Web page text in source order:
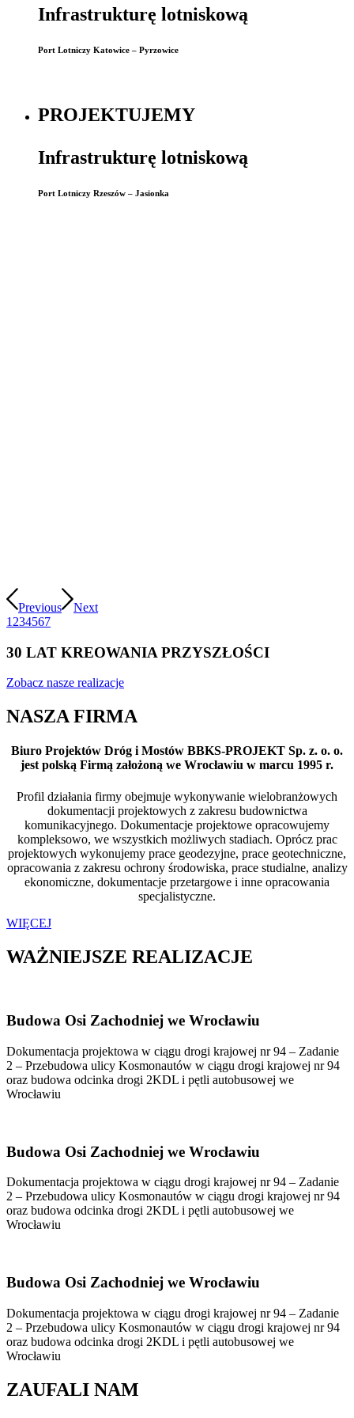
Infrastrukturę lotniskową
Port Lotniczy Katowice – Pyrzowice
PROJEKTUJEMY
Infrastrukturę lotniskową
Port Lotniczy Rzeszów – Jasionka
Previous
Next
1 234567
30 LAT KREOWANIA PRZYSZŁOŚCI
Zobacz nasze realizacje
NASZA FIRMA
Biuro Projektów Dróg i Mostów BBKS-PROJEKT Sp. z. o. o.
jest polską Firmą założoną we Wrocławiu w marcu 1995 r.
Profil działania firmy obejmuje wykonywanie wielobranżowych
dokumentacji projektowych z zakresu budownictwa
komunikacyjnego. Dokumentacje projektowe opracowujemy
kompleksowo, we wszystkich możliwych stadiach. Oprócz prac
projektowych wykonujemy prace geodezyjne, prace geotechniczne,
opracowania z zakresu ochrony środowiska, prace studialne, analizy
ekonomiczne, dokumentacje przetargowe i inne opracowania
specjalistyczne.
WIĘCEJ
WAŻNIEJSZE REALIZACJE
Budowa Osi Zachodniej we Wrocławiu
Dokumentacja projektowa w ciągu drogi krajowej nr 94 – Zadanie
2 – Przebudowa ulicy Kosmonautów w ciągu drogi krajowej nr 94
oraz budowa odcinka drogi 2KDL i pętli autobusowej we
Wrocławiu
Budowa Osi Zachodniej we Wrocławiu
Dokumentacja projektowa w ciągu drogi krajowej nr 94 – Zadanie
2 – Przebudowa ulicy Kosmonautów w ciągu drogi krajowej nr 94
oraz budowa odcinka drogi 2KDL i pętli autobusowej we
Wrocławiu
Budowa Osi Zachodniej we Wrocławiu
Dokumentacja projektowa w ciągu drogi krajowej nr 94 – Zadanie
2 – Przebudowa ulicy Kosmonautów w ciągu drogi krajowej nr 94
oraz budowa odcinka drogi 2KDL i pętli autobusowej we
Wrocławiu
ZAUFALI NAM